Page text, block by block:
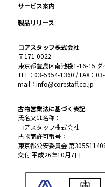
サービス案内
製品リリース
コアスタッフ株式会社
〒171-0022
東京都豊島区南池袋1-16-15
TEL：03-5954-1360 / FAX：
mail：info@corestaff.co.jp
古物営業法に基づく表記
氏名又は名称：
コアスタッフ株式会社
古物商許可番号：
東京都公安委員会 第
交付 平成26年10月7日